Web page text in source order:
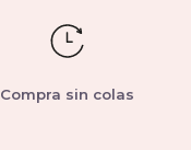
Compra sin colas